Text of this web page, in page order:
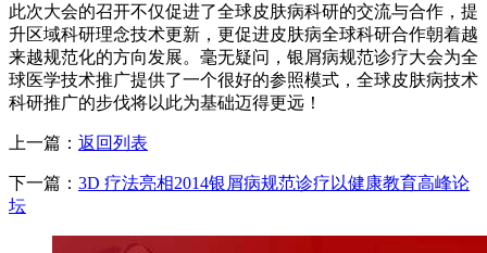
此次大会的召开不仅促进了全球皮肤病科研的交流与合作，提
升区域科研理念技术更新，更促进皮肤病全球科研合作朝着越
来越规范化的方向发展。毫无疑问，银屑病规范诊疗大会为全
球医学技术推广提供了一个很好的参照模式，全球皮肤病技术
科研推广的步伐将以此为基础迈得更远！
上一篇： 返回列表
下一篇： 3D 疗法亮相2014银屑病规范诊疗以健康教育高峰论
坛